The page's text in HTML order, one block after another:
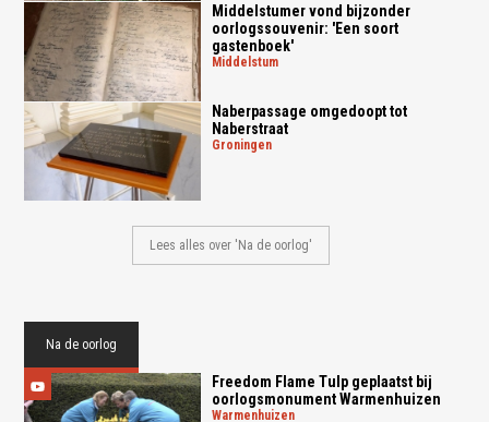
Middelstumer vond bijzonder
oorlogssouvenir: 'Een soort
gastenboek'
middelstum
Naberpassage omgedoopt tot
Naberstraat
groningen
Lees alles over 'Na de oorlog'
Na de oorlog
Freedom Flame Tulp geplaatst bij
oorlogsmonument Warmenhuizen
warmenhuizen